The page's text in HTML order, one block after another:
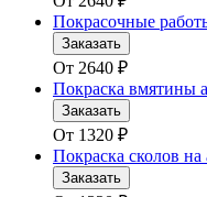
Покрасочные
Заказать
От 2640 ₽
Покраска вмятины
Заказать
От 1320 ₽
Покраска сколов на
Заказать